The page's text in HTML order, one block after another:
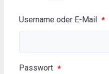
Username oder E-Mail *
Passwort *